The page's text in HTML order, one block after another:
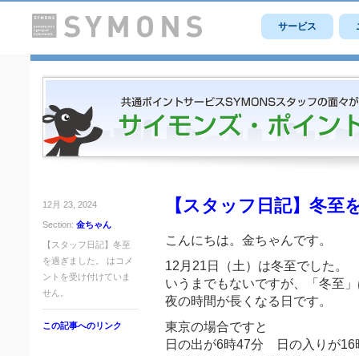
サービス
12月 23, 2024
Section: 金ちゃん
【スタッフ日記】冬至
を過ぎました。 は コメ
ントを受け付けていま
せん。
この記事へのリンク
【スタッフ日記】冬至
こんにちは。金ちゃんです。
12月21日（土）は冬至でした。
いうまでもないですが、「冬至
夜の時間が長くなる日です。
東京の場合ですと
日の出が6時47分 日の入りが16